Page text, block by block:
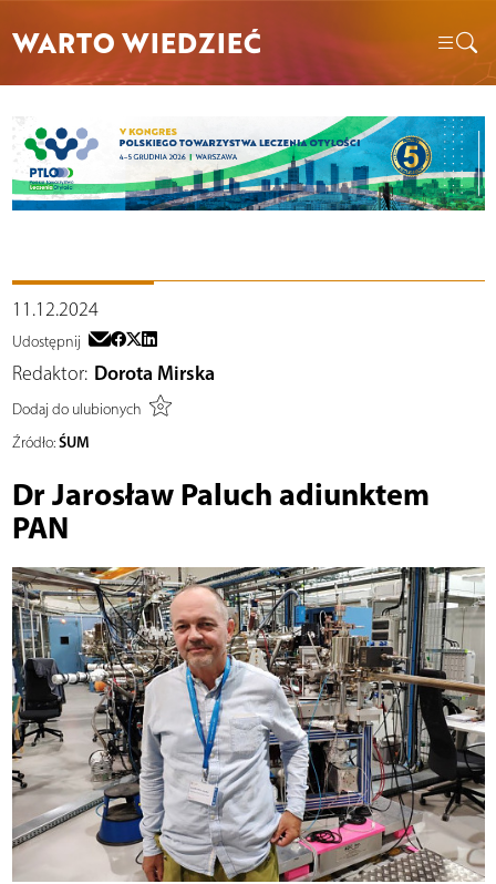
WARTO WIEDZIEĆ
11.12.2024
Udostępnij
Redaktor: Dorota Mirska
Dodaj do ulubionych
Źródło: ŚUM
Dr Jarosław Paluch adiunktem
PAN